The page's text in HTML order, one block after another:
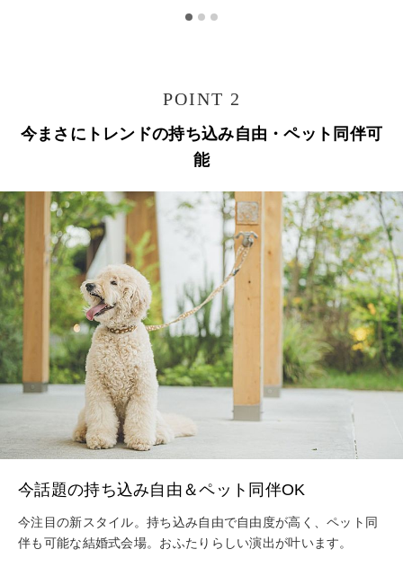
POINT 2
今まさにトレンドの持ち込み自由・ペット同伴可
能
今話題の持ち込み自由＆ペット同伴OK
今注目の新スタイル。持ち込み自由で自由度が高く、ペット同
伴も可能な結婚式会場。おふたりらしい演出が叶います。